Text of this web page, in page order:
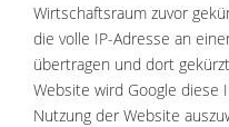
Wirtschaftsraum zuvor
die volle IP-Adresse an
übertragen und dort
Website wird Google diese
Nutzung der Website